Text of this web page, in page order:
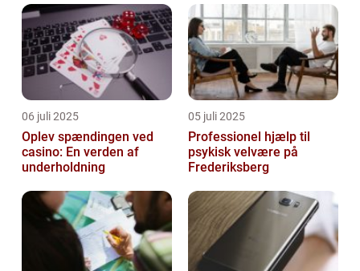
06 juli 2025
Oplev spændingen ved
casino: En verden af
underholdning
05 juli 2025
Professionel hjælp til
psykisk velvære på
Frederiksberg